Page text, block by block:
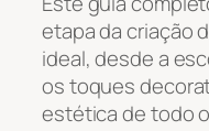
etapa da criação
ideal, desde a
os toques
estética de todo